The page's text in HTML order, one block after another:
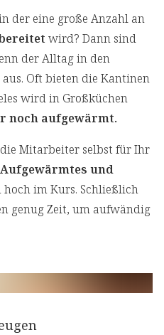
der eine große Anzahl an
wird? Dann sind
der Alltag in den
Oft bieten die Kantinen
wird in Großküchen
noch aufgewärmt.
Mitarbeiter selbst für Ihr
Aufgewärmtes und
hoch im Kurs. Schließlich
genug Zeit, um aufwändig